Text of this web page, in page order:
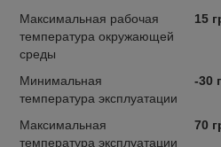
Максимальная рабочая
температура окружающей
среды
15
Минимальная
температура эксплуатации
-30
Максимальная
температура эксплуатации
70